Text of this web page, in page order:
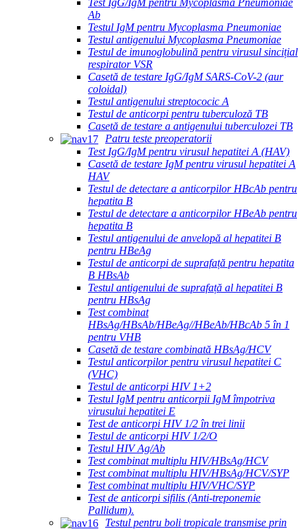
Ab
Testul IgM pentru Mycoplasma Pneumoniae
Testul antigenului Mycoplasma Pneumoniae
Testul de imunoglobulină pentru virusul sincițial
respirator VSR
Casetă de testare IgG/IgM SARS-CoV-2 (aur
coloidal)
Testul antigenului streptococic A
Testul de anticorpi pentru tuberculoză TB
Casetă de testare a antigenului tuberculozei TB
Patru teste preoperatorii
Test IgG/IgM pentru virusul hepatitei A (HAV)
Casetă de testare IgM pentru virusul hepatitei A
HAV
Testul de detectare a anticorpilor HBcAb pentru
hepatita B
Testul de detectare a anticorpilor HBeAb pentru
hepatita B
Testul antigenului de anvelopă al hepatitei B
pentru HBeAg
Testul de anticorpi de suprafață pentru hepatita
B HBsAb
Testul antigenului de suprafață al hepatitei B
pentru HBsAg
Test combinat
HBsAg/HBsAb/HBeAg//HBeAb/HBcAb 5 în 1
pentru VHB
Casetă de testare combinată HBsAg/HCV
Testul anticorpilor pentru virusul hepatitei C
(VHC)
Testul de anticorpi HIV 1+2
Testul IgM pentru anticorpii IgM împotriva
virusului hepatitei E
Test de anticorpi HIV 1/2 în trei linii
Testul de anticorpi HIV 1/2/O
Testul HIV Ag/Ab
Test combinat multiplu HIV/HBsAg/HCV
Test combinat multiplu HIV/HBsAg/HCV/SYP
Test combinat multiplu HIV/VHC/SYP
Test de anticorpi sifilis (Anti-treponemie
Pallidum).
Testul pentru boli tropicale transmise prin